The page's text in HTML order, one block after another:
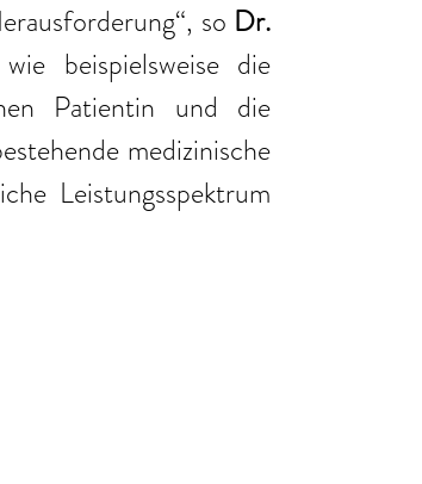
so Dr.
beispielsweise die
Patientin und die
medizinische
Leistungsspektrum